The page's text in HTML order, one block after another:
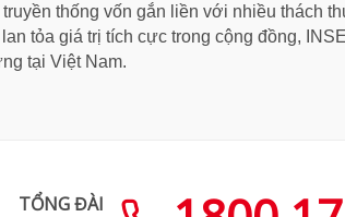
thống vốn gắn liền với nhiều thách
tỏa giá trị tích cực trong cộng đồng,
tại Việt Nam.
TỔNG ĐÀI